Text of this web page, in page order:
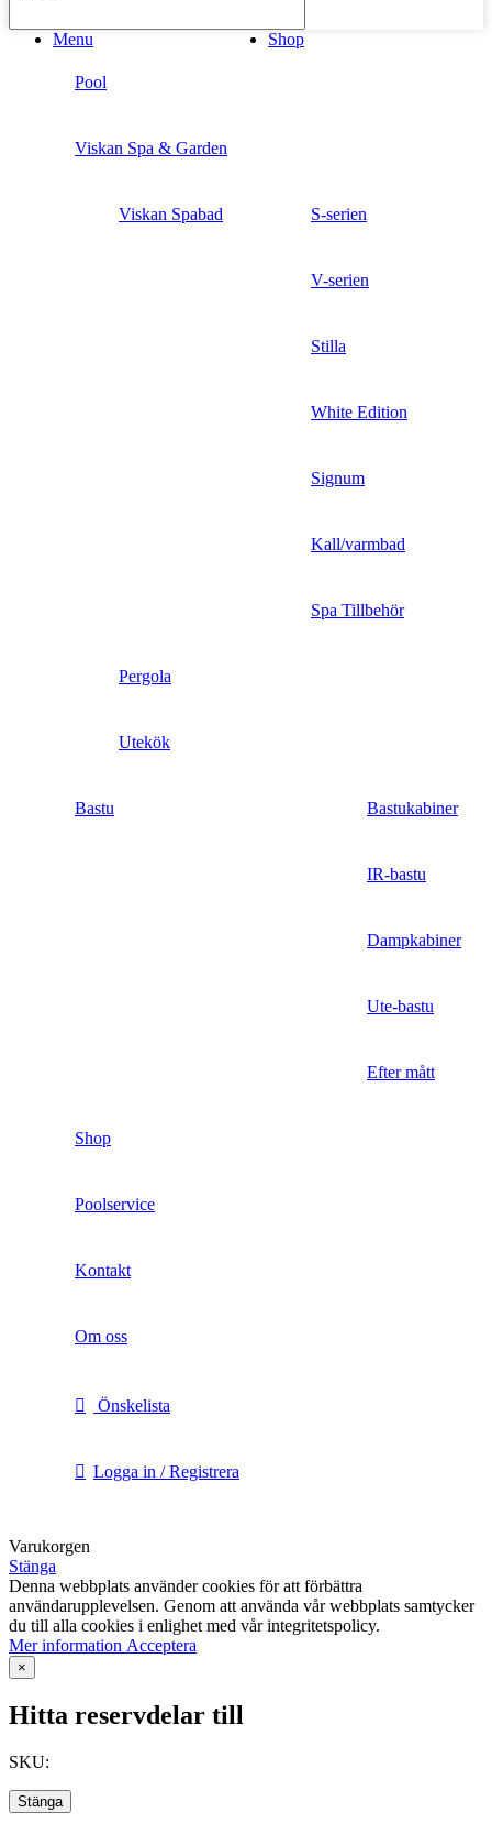
Menu Shop
Pool
Viskan Spa & Garden
Viskan Spabad S-serien
V-serien
Stilla
White Edition
Signum
Kall/varmbad
Spa Tillbehör
Pergola
Utekök
Bastu Bastukabiner
IR-bastu
Dampkabiner
Ute-bastu
Efter mått
Shop
Poolservice
Kontakt
Om oss
Önskelista
Logga in / Registrera
Varukorgen
Stänga
Denna webbplats använder cookies för att förbättra
användarupplevelsen. Genom att använda vår webbplats samtycker
du till alla cookies i enlighet med vår integritetspolicy.
Mer information Mer
Acceptera
×
Hitta reservdelar till
SKU:
Stänga